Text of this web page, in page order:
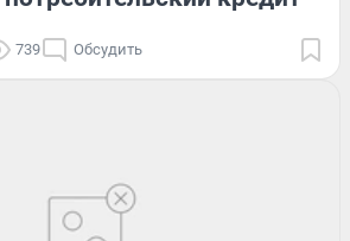
739 Обсудить